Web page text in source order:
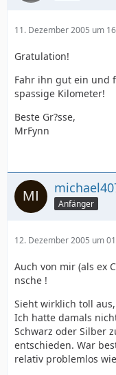
11. Dezember 2005 um
Gratulation!
Fahr ihn gut ein und
spassige Kilometer!
Beste Gr?sse,
MrFynn
Anfänger
12. Dezember 2005 um
Auch von mir (als ex
nsche !
Sieht wirklich toll
Ich hatte damals
Schwarz oder Silber
entschieden. War
relativ problemlos